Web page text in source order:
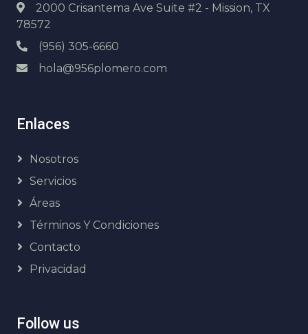
2000 Crisantema Ave Suite #2 - Mission, TX
78572
(956) 305-6660
hola@956plomero.com
Enlaces
Nosotros
Servicios
Áreas
Términos Y Condiciones
Contacto
Privacidad
Follow us